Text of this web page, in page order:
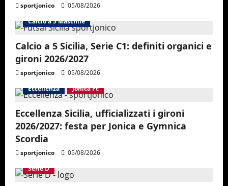
sportjonico
05/08/2026
Calcio a 5 Maschile
Calcio a 5 Sicilia, Serie C1: definiti organici e
gironi 2026/2027
sportjonico
05/08/2026
Eccellenza
Jonica Fc
Eccellenza Sicilia, ufficializzati i gironi
2026/2027: festa per Jonica e Gymnica
Scordia
sportjonico
05/08/2026
Serie D